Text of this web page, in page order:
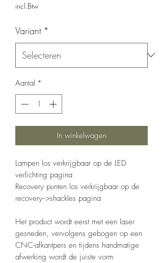
incl.Btw
Variant *
Aantal *
In winkelwagen
Lampen los verkrijgbaar op de LED
verlichting pagina
Recovery punten los verkrijgbaar op de
recovery-->shackles pagina
Het product wordt eerst met een laser
gesneden, vervolgens gebogen op een
CNC-afkantpers en tijdens handmatige
afwerking wordt de juiste vorm